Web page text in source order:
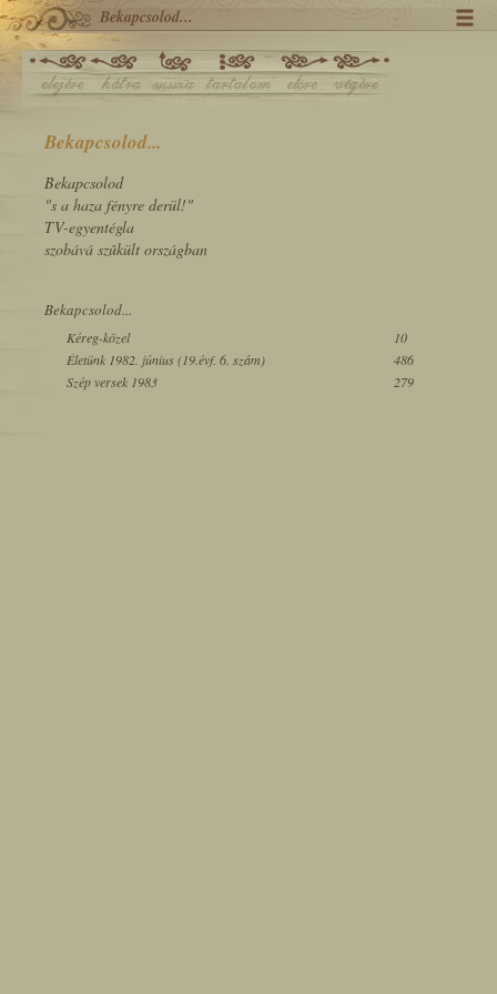
Bekapcsolod...
Bekapcsolod...
Bekapcsolod
"s a haza fényre derül!"
TV-egyentégla
szobává szûkült országban
Bekapcsolod...
Kéreg-közel
10
Életünk 1982. június (19.évf. 6. szám)
486
Szép versek 1983
279